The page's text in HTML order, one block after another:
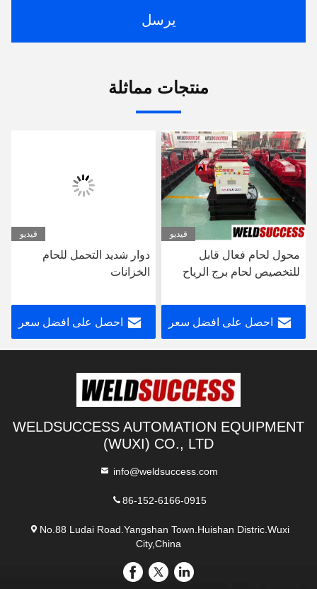
يرسل
منتجات مماثلة
فيديو
محول لحام فعال قابل
للتخصيص لحام برج الرياح
احصل على افضل سعر
فيديو
دوار شديد التحمل للحام
الخزانات
احصل على افضل سعر
WELDSUCCESS AUTOMATION EQUIPMENT
(WUXI) CO., LTD
info@weldsuccess.com
86-152-6166-0915
No.88 Ludai Road.Yangshan Town.Huishan Distric.Wuxi
City,China